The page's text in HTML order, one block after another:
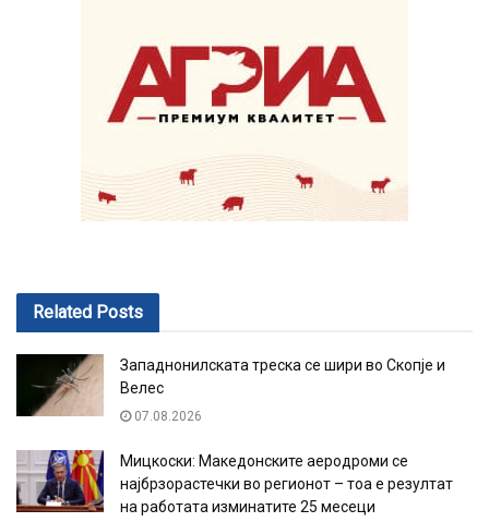
Related Posts
Западнонилската треска се шири во Скопје и
Велес
07.08.2026
Мицкоски: Македонските аеродроми се
најбрзорастечки во регионот – тоа е резултат
на работата изминатите 25 месеци